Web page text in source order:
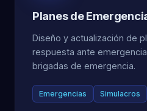
Planes de
Diseño y actualización de
respuesta ante
brigadas de emergencia.
Emergencias Simulacros